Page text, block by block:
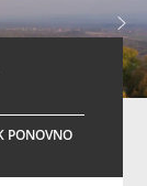
PONOVNO